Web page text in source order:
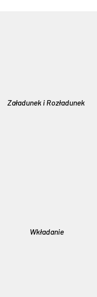
Załadunek i Rozładunek
Wkładanie